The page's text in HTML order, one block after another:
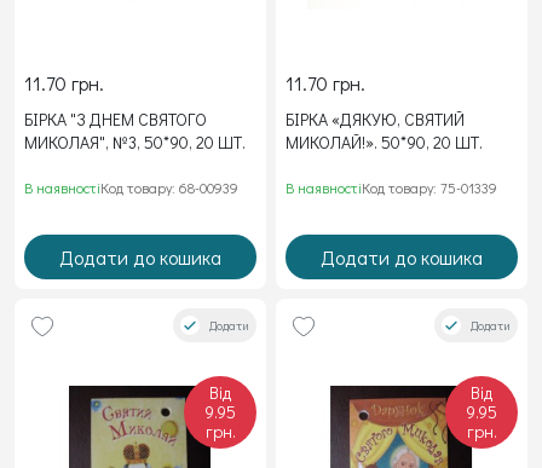
11.70 грн.
БІРКА "З ДНЕМ СВЯТОГО
МИКОЛАЯ", №3, 50*90, 20 ШТ.
В наявностіКод товару: 68-00939
Додати до кошика
11.70 грн.
БІРКА «ДЯКУЮ, СВЯТИЙ
МИКОЛАЙ!». 50*90, 20 ШТ.
В наявностіКод товару: 75-01339
Додати до кошика
Додати
Від
9.95
грн.
Додати
Від
9.95
грн.